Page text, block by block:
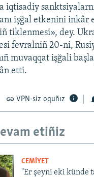
iqtisadiy
işğal etkenini inkâr
tiklenmesi», dey.
fevralniñ 20-ni,
muvaqqat işğali
etti.
VPN-siz oquñız
etiñiz
CEMİYET
"Er şeyni eki künde